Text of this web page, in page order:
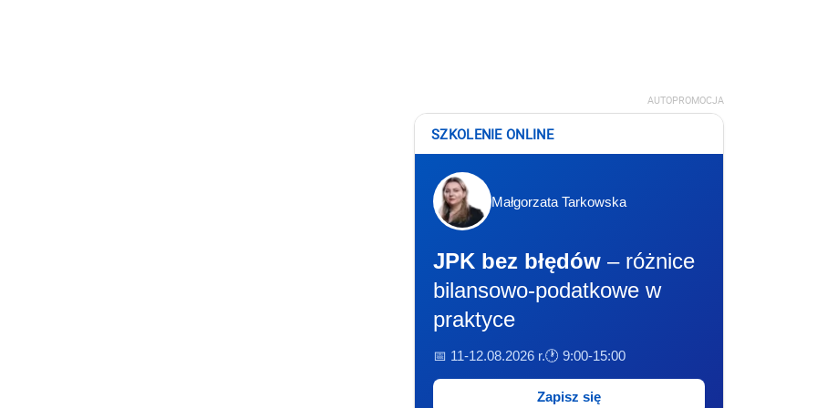
AUTOPROMOCJA
SZKOLENIE ONLINE
Małgorzata Tarkowska
JPK bez błędów – różnice
bilansowo-podatkowe w
praktyce
📅 11-12.08.2026 r.🕐 9:00-15:00
Zapisz się